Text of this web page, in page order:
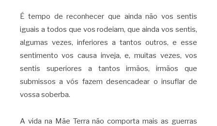
É tempo de reconhecer que ainda não vos sentis
iguais a todos que vos rodeiam, que ainda vos sentis,
algumas vezes, inferiores a tantos outros, e esse
sentimento vos causa inveja, e, muitas vezes, vos
sentis superiores a tantos irmãos, irmãos que
submissos a vós fazem desencadear o insuflar de
vossa soberba.
A vida na Mãe Terra não comporta mais as guerras